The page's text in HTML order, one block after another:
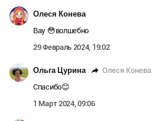
Олеся Конева
Вау 😳волшебно
29 Февраль 2024, 19:02
Ольга Цурина Олеся Конева
Спасибо😊
1 Март 2024, 09:06